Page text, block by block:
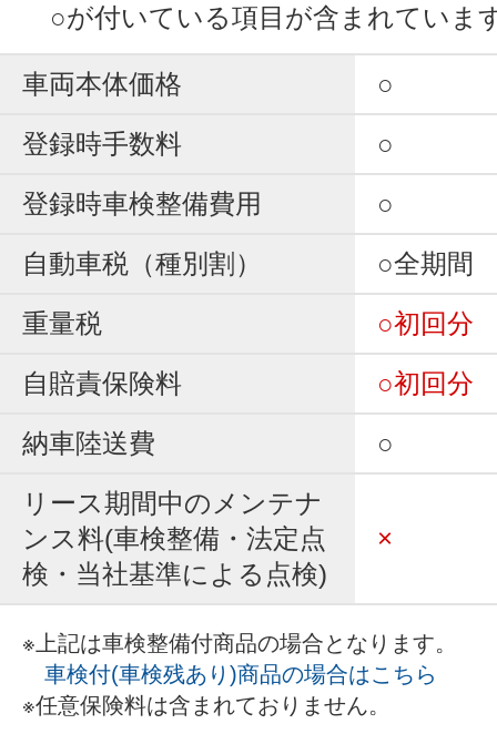
○が付いている項目が含まれていま
車両本体価格
○
登録時手数料
○
登録時車検整備費用
○
自動車税（種別割）
○全期間
重量税
○初回分
自賠責保険料
○初回分
納車陸送費
○
リース期間中のメンテナ
ンス料(車検整備・法定点
検・当社基準による点検)
×
※上記は車検整備付商品の場合となります。
車検付(車検残あり)商品の場合はこちら
※任意保険料は含まれておりません。